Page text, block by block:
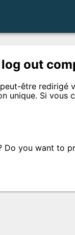
out
être redirigé
unique. Si vous
Do you want to